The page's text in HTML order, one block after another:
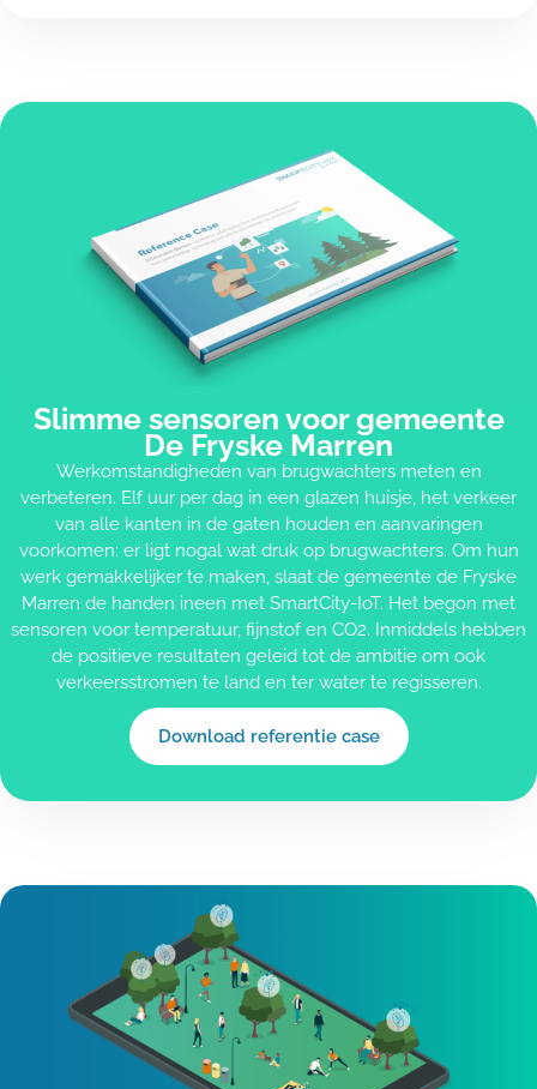
Slimme sensoren voor gemeente
De Fryske Marren
Werkomstandigheden van brugwachters meten en
verbeteren. Elf uur per dag in een glazen huisje, het verkeer
van alle kanten in de gaten houden en aanvaringen
voorkomen: er ligt nogal wat druk op brugwachters. Om hun
werk gemakkelijker te maken, slaat de gemeente de Fryske
Marren de handen ineen met SmartCity-IoT. Het begon met
sensoren voor temperatuur, fijnstof en CO2. Inmiddels hebben
de positieve resultaten geleid tot de ambitie om ook
verkeersstromen te land en ter water te regisseren.
Download referentie case